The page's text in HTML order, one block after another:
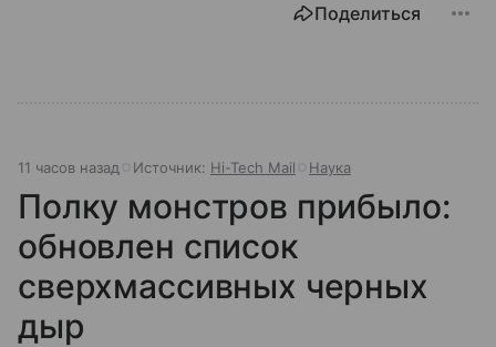
Поделиться
11 часов назад Источник: Hi-Tech Mail Наука
Полку монстров прибыло:
обновлен список
сверхмассивных черных
дыр